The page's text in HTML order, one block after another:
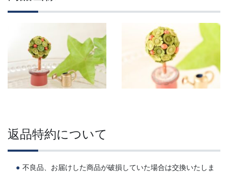
返品特約について
不良品、お届けした商品が破損していた場合は交換いたしま